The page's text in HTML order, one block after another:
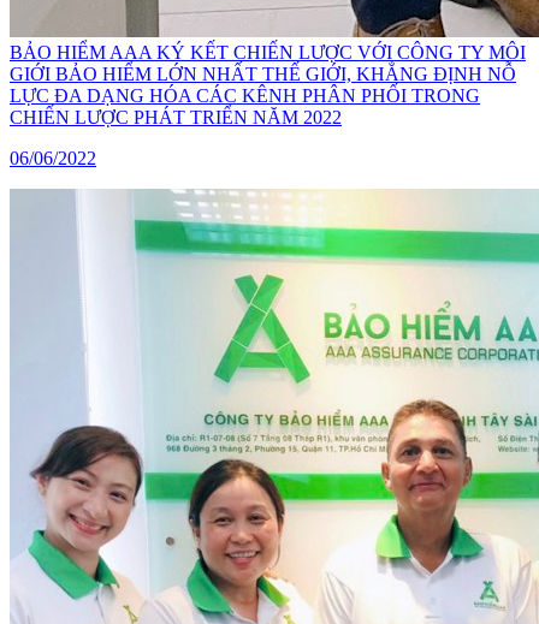
BẢO HIỂM AAA KÝ KẾT CHIẾN LƯỢC VỚI CÔNG TY MÔI
GIỚI BẢO HIỂM LỚN NHẤT THẾ GIỚI, KHẲNG ĐỊNH NỖ
LỰC ĐA DẠNG HÓA CÁC KÊNH PHÂN PHỐI TRONG
CHIẾN LƯỢC PHÁT TRIỂN NĂM 2022
06/06/2022